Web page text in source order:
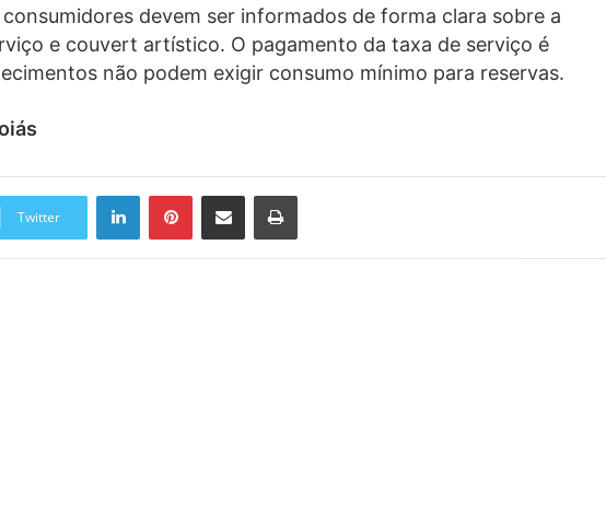
devem ser informados de forma clara sobre a
e couvert artístico. O pagamento da taxa de serviço é
não podem exigir consumo mínimo para reservas.
Twitter
LinkedinPinterestCompartilhar via e-mail Imprimir